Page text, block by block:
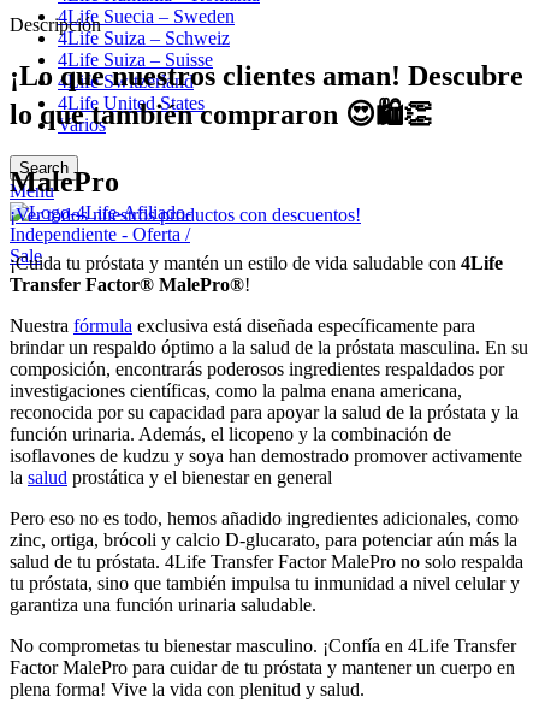
4Life Suecia – Sweden
4Life Suiza – Schweiz
4Life Suiza – Suisse
4Life Switzerland
4Life United States
Varios
Search
Menu
Descripción
¡Lo que nuestros clientes aman! Descubre
lo que también compraron 😍🛍️👏
MalePro
¡Ver todos nuestros productos con descuentos!
¡Cuida tu próstata y mantén un estilo de vida saludable con 4Life
Transfer Factor® MalePro®!
Nuestra fórmula exclusiva está diseñada específicamente para
brindar un respaldo óptimo a la salud de la próstata masculina. En su
composición, encontrarás poderosos ingredientes respaldados por
investigaciones científicas, como la palma enana americana,
reconocida por su capacidad para apoyar la salud de la próstata y la
función urinaria. Además, el licopeno y la combinación de
isoflavones de kudzu y soya han demostrado promover activamente
la salud prostática y el bienestar en general
Pero eso no es todo, hemos añadido ingredientes adicionales, como
zinc, ortiga, brócoli y calcio D-glucarato, para potenciar aún más la
salud de tu próstata. 4Life Transfer Factor MalePro no solo respalda
tu próstata, sino que también impulsa tu inmunidad a nivel celular y
garantiza una función urinaria saludable.
No comprometas tu bienestar masculino. ¡Confía en 4Life Transfer
Factor MalePro para cuidar de tu próstata y mantener un cuerpo en
plena forma! Vive la vida con plenitud y salud.